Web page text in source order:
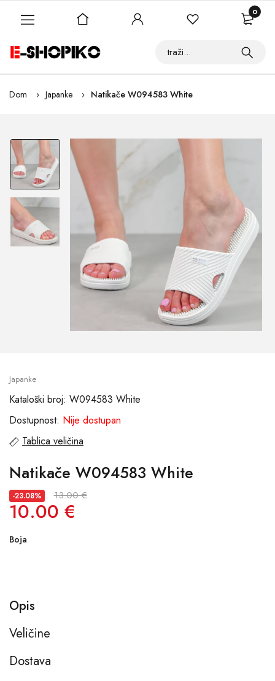
Dom Japanke Natikače W094583 White
Japanke
Kataloški broj: W094583 White
Dostupnost: Nije dostupan
Tablica veličina
Natikače W094583 White
-23.08% 13.00 €
10.00 €
Boja
Opis
Veličine
Dostava
0